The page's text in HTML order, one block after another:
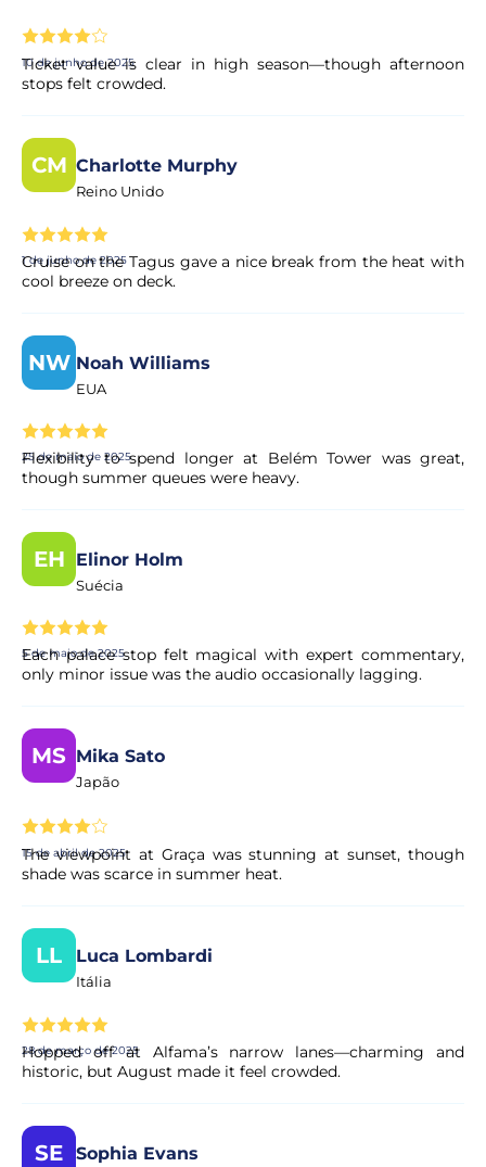
Sim. Todos os pagamentos são processados através de
sistemas de pagamento seguros e encriptados,
garantindo total proteção dos seus dados pessoais e
10 de junho de 2025
Ticket value is clear in high season—though afternoon
stops felt crowded.
CM Charlotte Murphy
Reino Unido
1 de junho de 2025
Cruise on the Tagus gave a nice break from the heat with
cool breeze on deck.
NW Noah Williams
EUA
25 de maio de 2025
Flexibility to spend longer at Belém Tower was great,
though summer queues were heavy.
EH Elinor Holm
Suécia
5 de maio de 2025
Each palace stop felt magical with expert commentary,
only minor issue was the audio occasionally lagging.
MS Mika Sato
Japão
15 de abril de 2025
The viewpoint at Graça was stunning at sunset, though
shade was scarce in summer heat.
LL Luca Lombardi
Itália
28 de março de 2025
Hopped off at Alfama’s narrow lanes—charming and
historic, but August made it feel crowded.
SE Sophia Evans